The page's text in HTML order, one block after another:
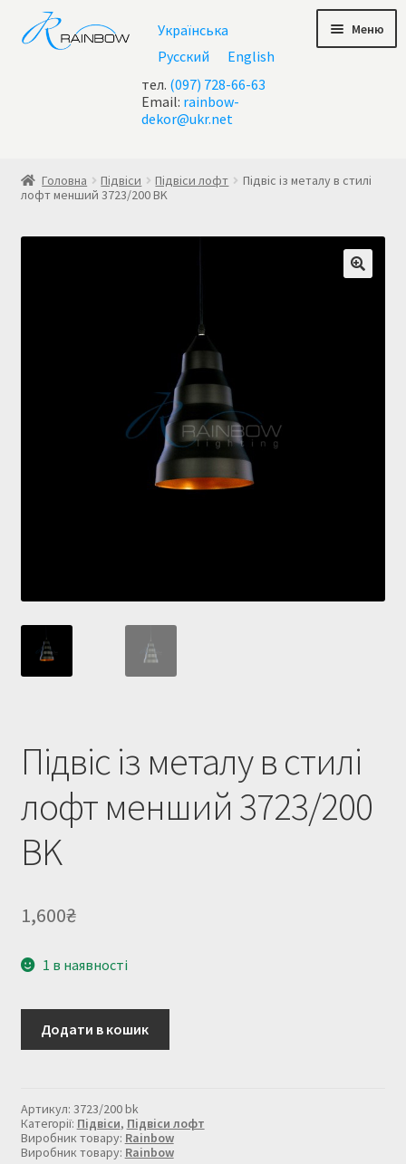
Перейти
до
навігації
Перейти
до
контенту
Українська
Русский
English
тел. (097) 728-66-63
Email: rainbow-
dekor@ukr.net
Меню
Купити люстру в Україна
Розрахунок та доставка
Усi люстри
Головна Підвіси Підвіси лофт
Підвіс із металу в стилі
лофт менший 3723/200 BK
Підвіс із металу в стилі
лофт менший 3723/200
BK
1,600₴
1 в наявності
металу
лофт
менший
3723/200
BK
Додати в кошик
Артикул: 3723/200 bk
Категорії: Підвіси, Підвіси лофт
Виробник товару: Rainbow
Виробник товару: Rainbow